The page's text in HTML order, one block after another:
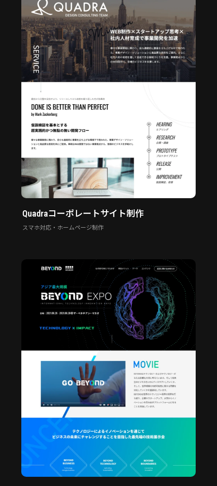
Quadraコーポレートサイト制作
スマホ対応・ホームページ制作